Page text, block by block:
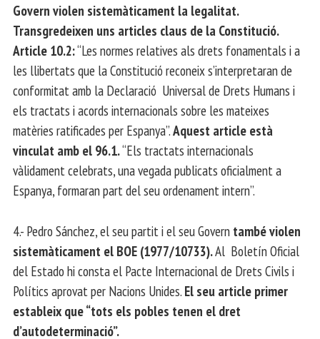
Govern violen sistemàticament la legalitat.
Transgredeixen uns articles claus de la Constitució.
Article 10.2:“Les normes relatives als drets fonamentals i a
les llibertats que la Constitució reconeix s’interpretaran de
conformitat amb la Declaració Universal de Drets Humans i
els tractats i acords internacionals sobre les mateixes
matèries ratificades per Espanya”.Aquest article està
vinculat amb el 96.1.“Els tractats internacionals
vàlidament celebrats, una vegada publicats oficialment a
Espanya, formaran part del seu ordenament intern”.
4.- Pedro Sánchez, el seu partit i el seu Govern també violen
sistemàticament el BOE (1977/10733).Al Boletín Oficial
del Estado hi consta el Pacte Internacional de Drets Civils i
Polítics aprovat per Nacions Unides. El seu article primer
estableix que “tots els pobles tenen el dret
d’autodeterminació”.